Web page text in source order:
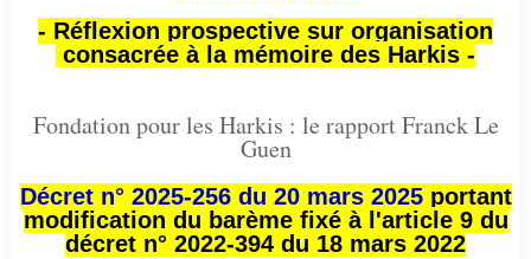
- Réflexion prospective sur organisation
consacrée à la mémoire des Harkis -
Fondation pour les Harkis : le rapport Franck Le
Guen
Décret n° 2025-256 du 20 mars 2025portant
modification du barème fixé à l'article 9 du
décret n° 2022-394 du 18 mars 2022